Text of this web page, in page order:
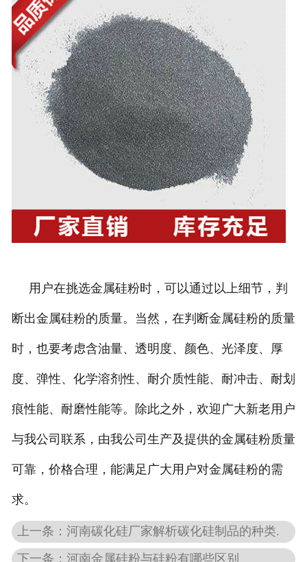
用户在挑选金属硅粉时，可以通过以上细节，判
断出金属硅粉的质量。当然，在判断金属硅粉的质量
时，也要考虑含油量、透明度、颜色、光泽度、厚
度、弹性、化学溶剂性、耐介质性能、耐冲击、耐划
痕性能、耐磨性能等。除此之外，欢迎广大新老用户
与我公司联系，由我公司生产及提供的金属硅粉质量
可靠，价格合理，能满足广大用户对金属硅粉的需
求。
上一条：河南碳化硅厂家解析碳化硅制品的种类.
下一条：河南金属硅粉与硅粉有哪些区别